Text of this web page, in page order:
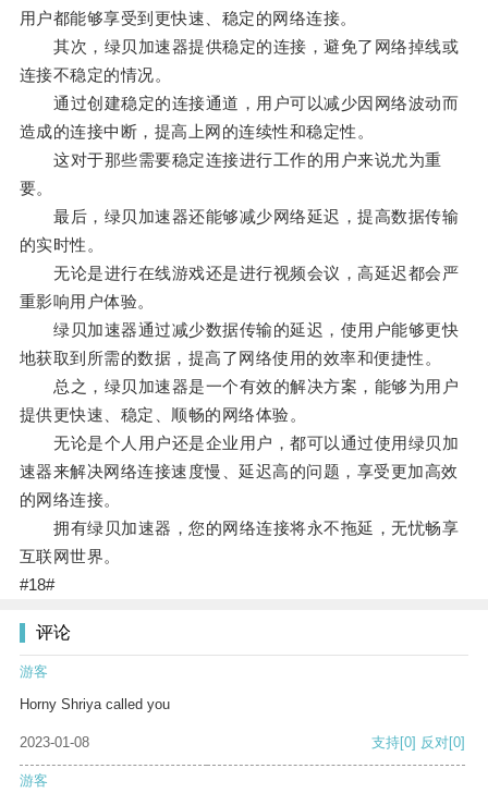
用户都能够享受到更快速、稳定的网络连接。
其次，绿贝加速器提供稳定的连接，避免了网络掉线或
连接不稳定的情况。
通过创建稳定的连接通道，用户可以减少因网络波动而
造成的连接中断，提高上网的连续性和稳定性。
这对于那些需要稳定连接进行工作的用户来说尤为重
要。
最后，绿贝加速器还能够减少网络延迟，提高数据传输
的实时性。
无论是进行在线游戏还是进行视频会议，高延迟都会严
重影响用户体验。
绿贝加速器通过减少数据传输的延迟，使用户能够更快
地获取到所需的数据，提高了网络使用的效率和便捷性。
总之，绿贝加速器是一个有效的解决方案，能够为用户
提供更快速、稳定、顺畅的网络体验。
无论是个人用户还是企业用户，都可以通过使用绿贝加
速器来解决网络连接速度慢、延迟高的问题，享受更加高效
的网络连接。
拥有绿贝加速器，您的网络连接将永不拖延，无忧畅享
互联网世界。
#18#
评论
游客
Horny Shriya called you
2023-01-08 支持[0] 反对[0]
游客